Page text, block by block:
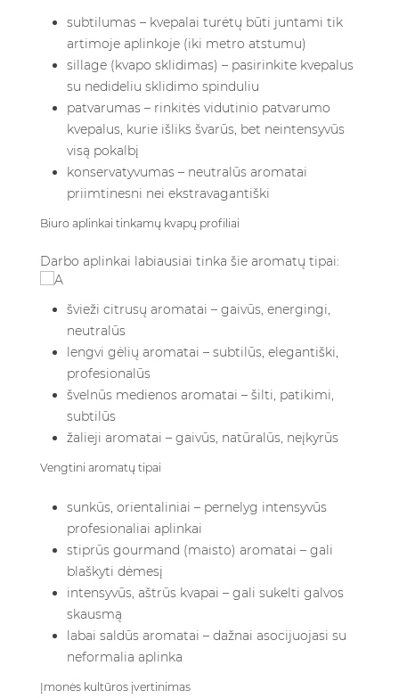
subtilumas – kvepalai turėtų būti juntami tik
artimoje aplinkoje (iki metro atstumu)
sillage (kvapo sklidimas) – pasirinkite kvepalus
su nedideliu sklidimo spinduliu
patvarumas – rinkitės vidutinio patvarumo
kvepalus, kurie išliks švarūs, bet neintensyvūs
visą pokalbį
konservatyvumas – neutralūs aromatai
priimtinesni nei ekstravagantiški
Biuro aplinkai tinkamų kvapų profiliai
Darbo aplinkai labiausiai tinka šie aromatų tipai:
švieži citrusų aromatai – gaivūs, energingi,
neutralūs
lengvi gėlių aromatai – subtilūs, elegantiški,
profesionalūs
švelnūs medienos aromatai – šilti, patikimi,
subtilūs
žalieji aromatai – gaivūs, natūralūs, neįkyrūs
Vengtini aromatų tipai
sunkūs, orientaliniai – pernelyg intensyvūs
profesionaliai aplinkai
stiprūs gourmand (maisto) aromatai – gali
blaškyti dėmesį
intensyvūs, aštrūs kvapai – gali sukelti galvos
skausmą
labai saldūs aromatai – dažnai asocijuojasi su
neformalia aplinka
Įmonės kultūros įvertinimas